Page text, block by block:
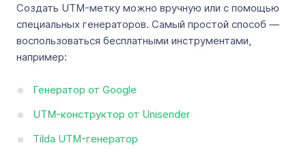
Создать UTM-метку можно вручную или с помощью
специальных генераторов. Самый простой способ —
воспользоваться бесплатными инструментами,
например:
Генератор от Google
UTM-конструктор от Unisender
Tilda UTM-генератор